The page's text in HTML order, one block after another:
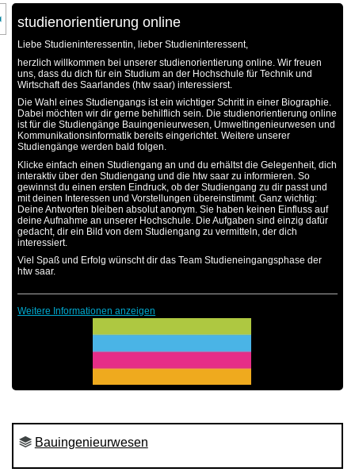
des Kursmenüs
studienorientierung online
Liebe Studieninteressentin, lieber Studieninteressent,
herzlich willkommen bei unserer studienorientierung online. Wir freuen
uns, dass du dich für ein Studium an der Hochschule für Technik und
Wirtschaft des Saarlandes (htw saar) interessierst.
Die Wahl eines Studiengangs ist ein wichtiger Schritt in einer Biographie.
Dabei möchten wir dir gerne behilflich sein. Die studienorientierung online
ist für die Studiengänge Bauingenieurwesen, Umweltingenieurwesen und
Kommunikationsinformatik bereits eingerichtet. Weitere unserer
Studiengänge werden bald folgen.
Klicke einfach einen Studiengang an und du erhältst die Gelegenheit, dich
interaktiv über den Studiengang und die htw saar zu informieren. So
gewinnst du einen ersten Eindruck, ob der Studiengang zu dir passt und
mit deinen Interessen und Vorstellungen übereinstimmt. Ganz wichtig:
Deine Antworten bleiben absolut anonym. Sie haben keinen Einfluss auf
deine Aufnahme an unserer Hochschule. Die Aufgaben sind einzig dafür
gedacht, dir ein Bild von dem Studiengang zu vermitteln, der dich
interessiert.
Viel Spaß und Erfolg wünscht dir das Team Studieneingangsphase der
htw saar.
Weitere Informationen anzeigen
Bauingenieurwesen